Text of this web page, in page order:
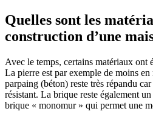
Quelles sont les
construction d’une
Avec le temps, certains matériaux ont
La pierre est par exemple de moins
parpaing (béton) reste très répandu
résistant. La brique reste également
brique « monomur » qui permet une